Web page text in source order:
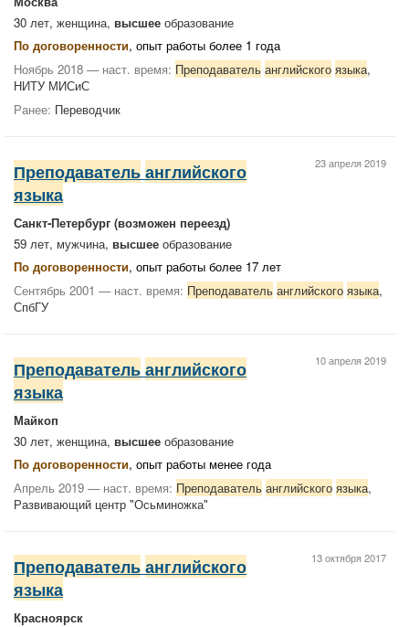
30 лет, женщина, высшее образование
По договоренности, опыт работы более 1 года
Ноябрь 2018 — наст. время: Преподаватель английского языка,
НИТУ МИСиС
Ранее: Переводчик
23 апреля 2019
Преподаватель английского
языка
Санкт-Петербург (возможен переезд)
59 лет, мужчина, высшее образование
По договоренности, опыт работы более 17 лет
Сентябрь 2001 — наст. время: Преподаватель английского языка,
СпбГУ
10 апреля 2019
Преподаватель английского
языка
Майкоп
30 лет, женщина, высшее образование
По договоренности, опыт работы менее года
Апрель 2019 — наст. время: Преподаватель английского языка,
Развивающий центр "Осьминожка"
13 октября 2017
Преподаватель английского
языка
Красноярск